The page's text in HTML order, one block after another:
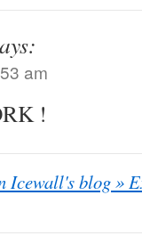
am
!
Icewall's blog »